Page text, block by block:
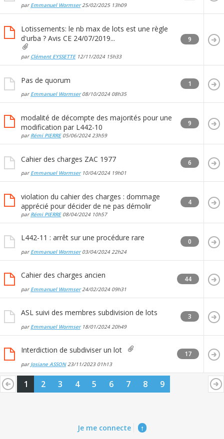
par Emmanuel Wormser25/02/2025 13h09
Lotissements: le nb max de lots est une règle
d'urba ? Avis CE 24/07/2019...
par Clément EYSSETTE12/11/2024 15h33
9
Pas de quorum
par Emmanuel Wormser08/10/2024 08h35
1
modalité de décompte des majorités pour une
modification par L442-10
par Rémi PIERRE05/06/2024 23h59
9
Cahier des charges ZAC 1977
par Emmanuel Wormser10/04/2024 19h01
6
violation du cahier des charges : dommage
apprécié pour décider de ne pas démolir
par Rémi PIERRE08/04/2024 10h57
4
L442-11 : arrêt sur une procédure rare
par Emmanuel Wormser03/04/2024 22h24
0
Cahier des charges ancien
par Emmanuel Wormser24/02/2024 09h31
44
ASL suivi des membres subdivision de lots
par Emmanuel Wormser18/01/2024 20h49
3
Interdiction de subdiviser un lot
par Josiane ASSON23/11/2023 01h13
17
1 2 3 4 5 6 7 8 9
Je me connecte ↑